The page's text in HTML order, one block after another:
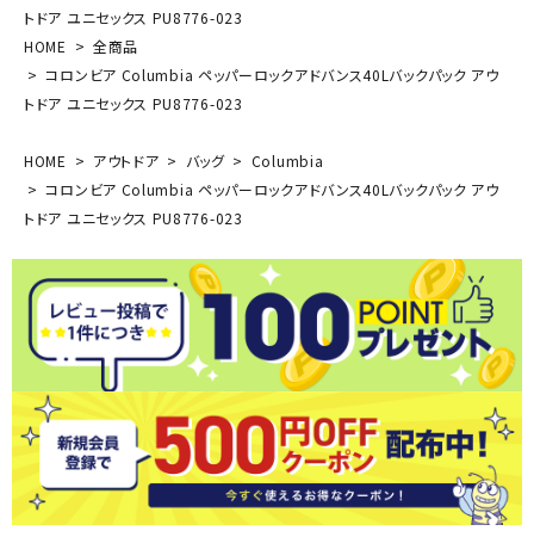
トドア ユニセックス PU8776-023
HOME
全商品
コロンビア Columbia ペッパーロックアドバンス40Lバックパック アウ
トドア ユニセックス PU8776-023
HOME アウトドア バッグ
Columbia
コロンビア Columbia ペッパーロックアドバンス40Lバックパック アウ
トドア ユニセックス PU8776-023